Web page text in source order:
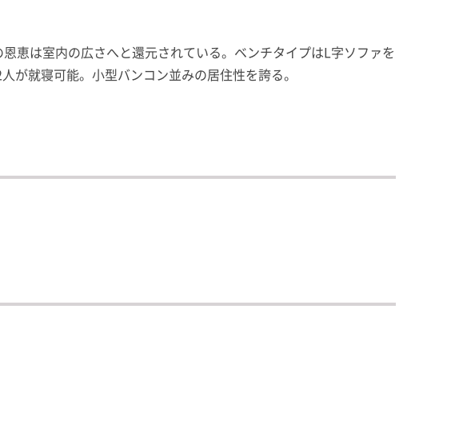
恵は室内の広さへと還元されている。ベンチタイプはL字ソファを
就寝可能。小型バンコン並みの居住性を誇る。